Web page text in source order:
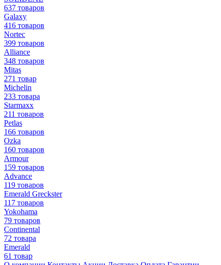
637 товаров
Galaxy
416 товаров
Nortec
399 товаров
Alliance
348 товаров
Mitas
271 товар
Michelin
233 товара
Starmaxx
211 товаров
Petlas
166 товаров
Ozka
160 товаров
Armour
159 товаров
Advance
119 товаров
Emerald Greckster
117 товаров
Yokohama
79 товаров
Continental
72 товара
Emerald
61 товар